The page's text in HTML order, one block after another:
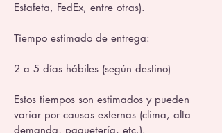
Estafeta, FedEx, entre otras).
Tiempo estimado de entrega:
2 a 5 días hábiles (según destino)
Estos tiempos son estimados y pueden
variar por causas externas (clima, alta
demanda, paquetería, etc.).